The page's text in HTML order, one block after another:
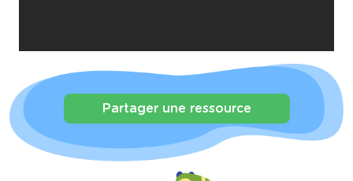
Partager une ressource